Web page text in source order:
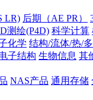
LR) 后期（AE PR）
测绘(P4D) 科学计算
化学 结构/流体/热/
子结构 生物信息 其
NAS产品 通用存储